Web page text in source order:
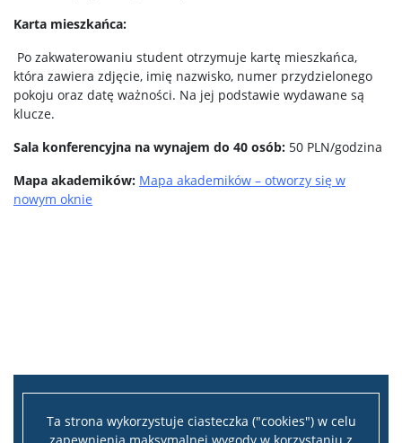
Ta strona wykorzystuje ciasteczka ("cookies") w celu
Karta mieszkańca:
Po zakwaterowaniu student otrzymuje kartę mieszkańca,
która zawiera zdjęcie, imię nazwisko, numer przydzielonego
pokoju oraz datę ważności. Na jej podstawie wydawane są
klucze.
Sala konferencyjna na wynajem do 40 osób: 50 PLN/godzina
Mapa akademików: Mapa akademików – otworzy się w
nowym oknie